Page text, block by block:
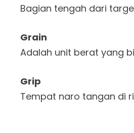
Bagian tengah dari
Grain
Adalah unit berat yang
Grip
Tempat naro tangan di